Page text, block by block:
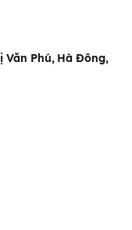
Văn Phú, Hà Đông,